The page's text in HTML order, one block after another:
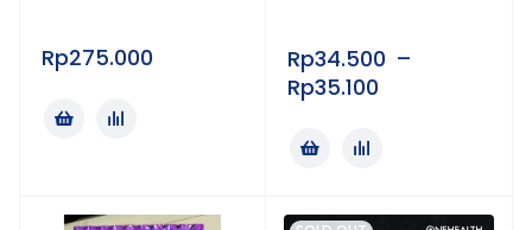
Rp275.000 Rp34.500 –
Rp35.100